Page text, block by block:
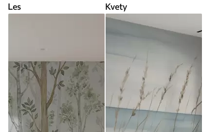
Les Kvety